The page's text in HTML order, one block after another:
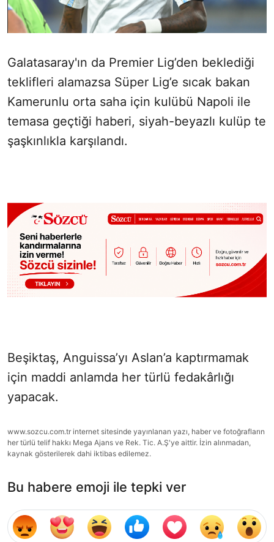
Galatasaray'ın da Premier Lig’den beklediği
teklifleri alamazsa Süper Lig’e sıcak bakan
Kamerunlu orta saha için kulübü Napoli ile
temasa geçtiği haberi, siyah-beyazlı kulüp te
şaşkınlıkla karşılandı.
Beşiktaş, Anguissa’yı Aslan’a kaptırmamak
için maddi anlamda her türlü fedakârlığı
yapacak.
www.sozcu.com.tr internet sitesinde yayınlanan yazı, haber ve fotoğrafların
her türlü telif hakkı Mega Ajans ve Rek. Tic. A.Ş'ye aittir. İzin alınmadan,
kaynak gösterilerek dahi iktibas edilemez.
Bu habere emoji ile tepki ver